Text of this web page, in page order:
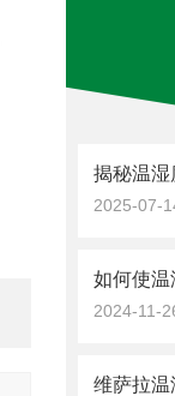
2025-07-
2024-11-